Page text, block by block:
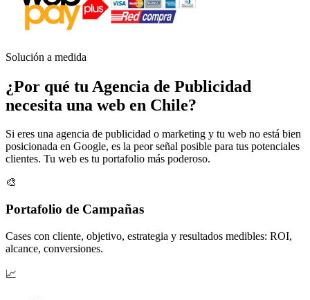
Solución a medida
¿Por qué tu Agencia de Publicidad
necesita una web en Chile?
Si eres una agencia de publicidad o marketing y tu web no está bien
posicionada en Google, es la peor señal posible para tus potenciales
clientes. Tu web es tu portafolio más poderoso.
🎨
Portafolio de Campañas
Cases con cliente, objetivo, estrategia y resultados medibles: ROI,
alcance, conversiones.
📈